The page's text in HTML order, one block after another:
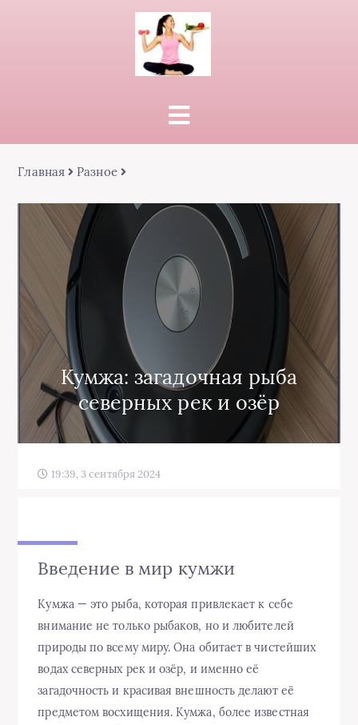
Главная Разное
Кумжа: загадочная рыба
северных рек и озёр
19:39, 3 сентября 2024
Введение в мир кумжи
Кумжа — это рыба, которая привлекает к себе
внимание не только рыбаков, но и любителей
природы по всему миру. Она обитает в чистейших
водах северных рек и озёр, и именно её
загадочность и красивая внешность делают её
предметом восхищения. Кумжа, более известная